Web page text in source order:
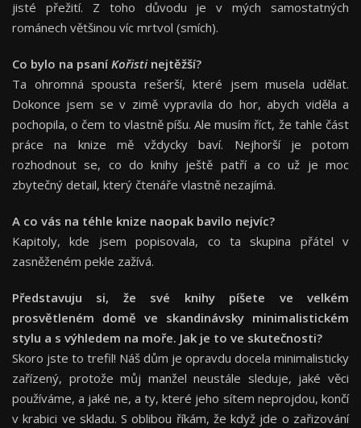
jisté přežití. Z toho důvodu je v mých samostatných
románech většinou víc mrtvol (smích).
Co bylo na psaní Kořistinejtěžší?
Ta ohromná spousta rešerší, které jsem musela udělat.
Dokonce jsem se v zimě vypravila do hor, abych viděla a
pochopila, o čem to vlastně píšu. Ale musím říct, že tahle část
práce na knize mě vždycky baví. Nejhorší je potom
rozhodnout se, co do knihy ještě patří a co už je moc
zbytečný detail, který čtenáře vlastně nezajímá.
A co vás na téhle knize naopak bavilo nejvíc?
Kapitoly, kde jsem popisovala, co ta skupina přátel v
zasněženém pekle zažívá.
Představuju si, že své knihy píšete ve velkém
prosvětleném domě ve skandinávsky minimalistickém
stylu a s výhledem na moře. Jak je to ve skutečnosti?
Skoro jste to trefil! Náš dům je opravdu docela minimalisticky
zařízený, protože můj manžel neustále sleduje, jaké věci
používáme, a jaké ne, a ty, které jeho sítem neprojdou, končí
v krabici ve skladu. S oblibou říkám, že když jde o zařizování